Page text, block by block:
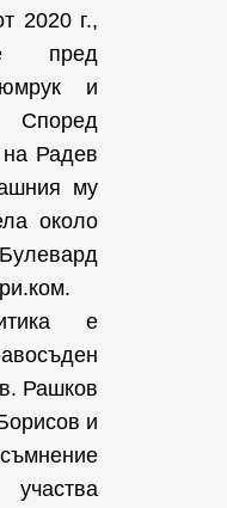
2020 г.,
пред
и
Според
Радев
му
около
е
Рашков
и